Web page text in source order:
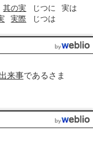
其の実 じつに
実は
実際 じつは
来事であるさま